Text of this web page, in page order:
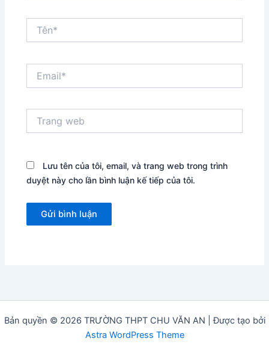
web
Lưu tên của tôi, email, và trang web trong trình
duyệt này cho lần bình luận kế tiếp của tôi.
Bản quyền © 2026 TRƯỜNG THPT CHU VĂN AN | Được tạo bởi
Astra WordPress Theme